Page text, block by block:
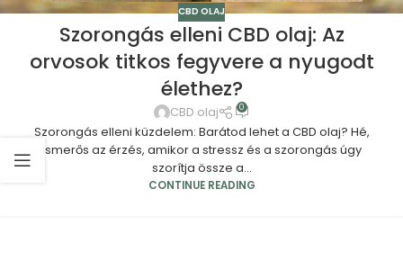
CBD OLAJ
Szorongás elleni CBD olaj: Az
orvosok titkos fegyvere a nyugodt
élethez?
CBD olaj 0
Szorongás elleni küzdelem: Barátod lehet a CBD olaj? Hé,
ismerős az érzés, amikor a stressz és a szorongás úgy
szorítja össze a...
CONTINUE READING